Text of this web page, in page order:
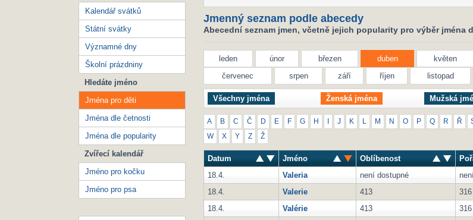
Jmenný seznam podle abecedy
Abecední seznam jmen, včetně jejich popularity pro výběr jména
leden únor březen duben květen
červenec
srpen září říjen listopad
Všechny jména Ženská jména Mužská
A B C Č D E F G H J K M N O P Q R Ř
W X Y Z Ž
Datum Jméno Oblíbenost
18.4.
Valeria není dostupné
18.4.
Valerie 413
316
18.4.
Valérie 413
316
Kalendář svátků
Státní svátky
Významné dny
Školní prázdniny
Hledáte jméno
Jména pro děti
Jména dle četnosti
Jména dle popularity
Zvířecí kalendář
Jméno pro kočku
Jméno pro psa